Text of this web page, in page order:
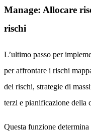
Manage: Allocare
rischi
L’ultimo passo per
per affrontare i rischi
dei rischi, strategie di
terzi e pianificazione della
Questa funzione